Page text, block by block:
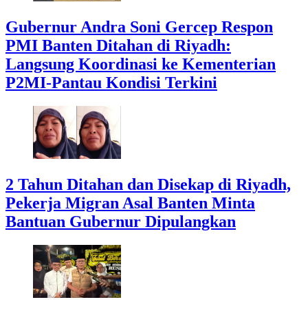
Gubernur Andra Soni Gercep Respon
PMI Banten Ditahan di Riyadh:
Langsung Koordinasi ke Kementerian
P2MI-Pantau Kondisi Terkini
2 Tahun Ditahan dan Disekap di Riyadh,
Pekerja Migran Asal Banten Minta
Bantuan Gubernur Dipulangkan